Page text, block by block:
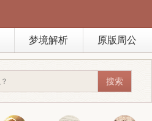
梦境解析 原版周公